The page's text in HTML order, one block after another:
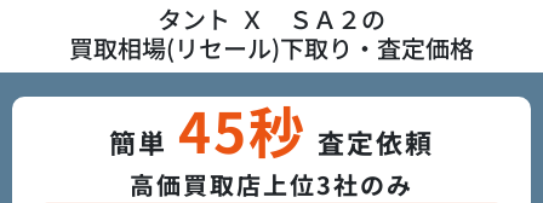
タント Ｘ ＳＡ２の
買取相場(リセール)下取り・査定価格
簡単 45秒 査定依頼
高価買取店上位3社のみ